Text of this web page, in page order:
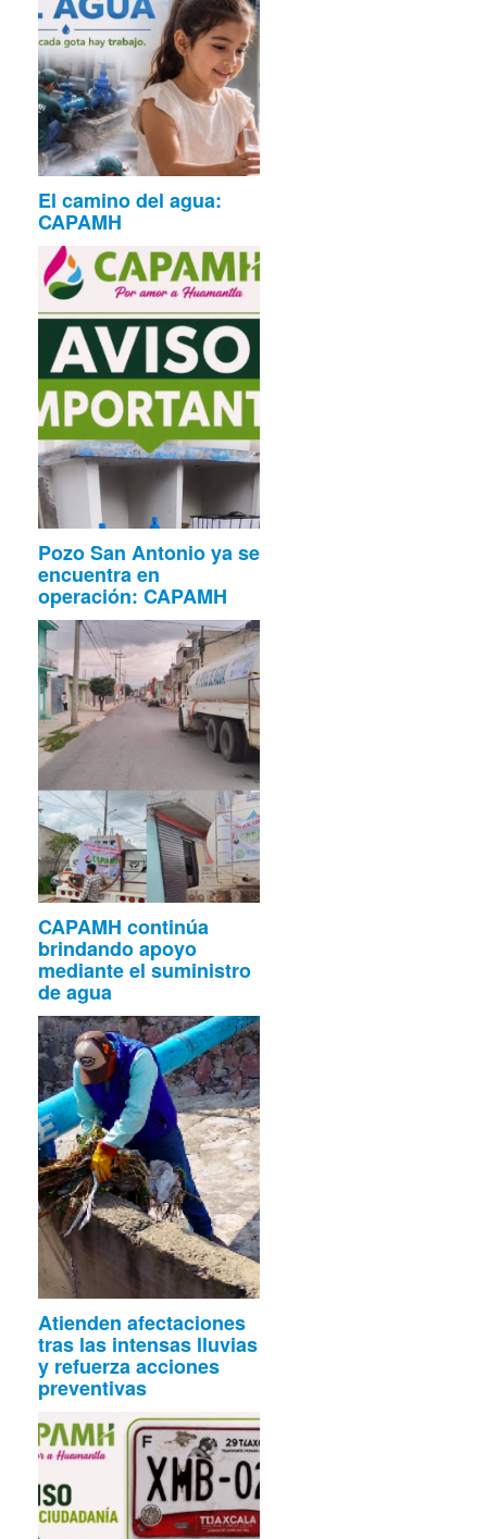
El camino del agua:
CAPAMH
Pozo San Antonio ya se
encuentra en
operación: CAPAMH
CAPAMH continúa
brindando apoyo
mediante el suministro
de agua
Atienden afectaciones
tras las intensas lluvias
y refuerza acciones
preventivas